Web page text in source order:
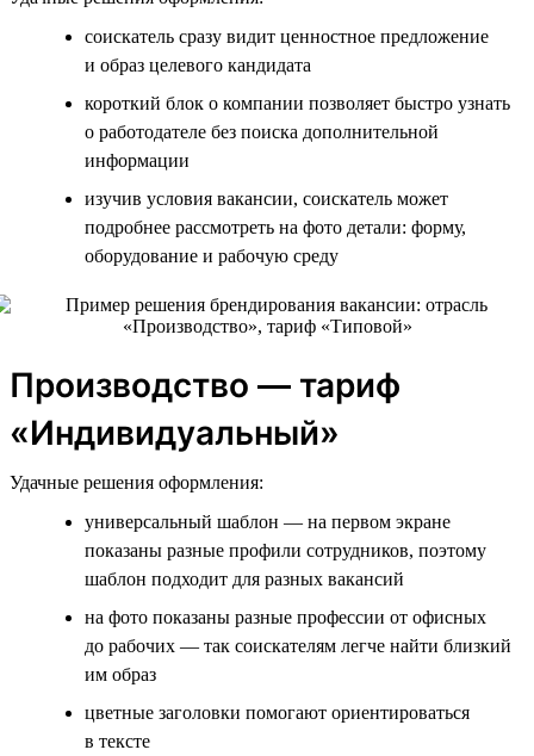
соискатель сразу видит ценностное предложение
и образ целевого кандидата
короткий блок о компании позволяет быстро узнать
о работодателе без поиска дополнительной
информации
изучив условия вакансии, соискатель может
подробнее рассмотреть на фото детали: форму,
оборудование и рабочую среду
Производство — тариф
«Индивидуальный»
Удачные решения оформления:
универсальный шаблон — на первом экране
показаны разные профили сотрудников, поэтому
шаблон подходит для разных вакансий
на фото показаны разные профессии от офисных
до рабочих — так соискателям легче найти близкий
им образ
цветные заголовки помогают ориентироваться
в тексте